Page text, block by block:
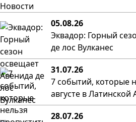
Новости
05.08.26
Эквадор: Горный
де лос Вулканес
31.07.26
7 событий, которые
августе в Латинской
28.07.26